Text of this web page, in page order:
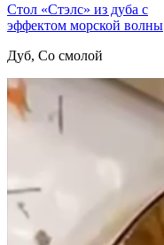
Стол «Стэлс» из дуба с
эффектом морской волны
Дуб, Со смолой